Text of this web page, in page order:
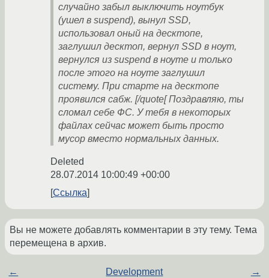
случайно забыл выключить ноутбук
(ушел в suspend), вынул SSD,
использовал оный на десктопе,
заглушил десктоп, вернул SSD в ноут,
вернулся из suspend в ноуте и только
после этого на ноуте заглушил
систему. При старте на десктопе
проявился сабж. [/quote[ Поздравляю, ты
сломал себе ФС. У тебя в некоторых
файлах сейчас может быть просто
мусор вместо нормальных данных.
Deleted
28.07.2014 10:00:49 +00:00
Ссылка
Вы не можете добавлять комментарии в эту тему. Тема
перемещена в архив.
← Development →